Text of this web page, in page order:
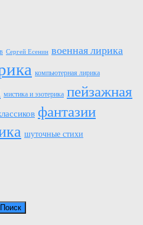
Сергей Есенин военная лирика
компьютерная лирика
мистика и эзотерика пейзажная
фантазии
шуточные стихи